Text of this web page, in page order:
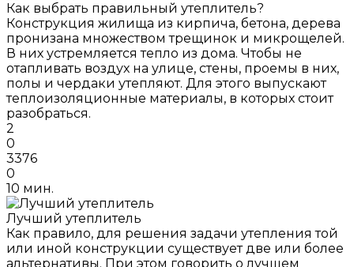
Как выбрать правильный утеплитель?
Конструкция жилища из кирпича, бетона, дерева
пронизана множеством трещинок и микрощелей.
В них устремляется тепло из дома. Чтобы не
отапливать воздух на улице, стены, проемы в них,
полы и чердаки утепляют. Для этого выпускают
теплоизоляционные материалы, в которых стоит
разобраться.
2
0
3376
0
10 мин.
Лучший утеплитель
Как правило, для решения задачи утепления той
или иной конструкции существует две или более
альтернативы. При этом говорить о лучшем